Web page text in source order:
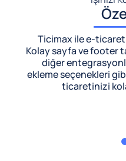
Ticimax ile e-ticaret
Kolay sayfa ve footer
diğer
ekleme seçenekleri
ticaretinizi